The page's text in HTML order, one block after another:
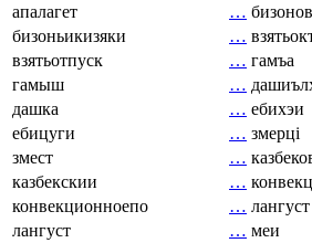
апалагет
…
бизоньикизяки
…
взятьотпуск
… гамъа
гамыш
…
дашка
… ебихэи
ебицуги
… змерці
змест
…
казбекскии
…
конвекционноепо
… лангуст
лангуст
… меи